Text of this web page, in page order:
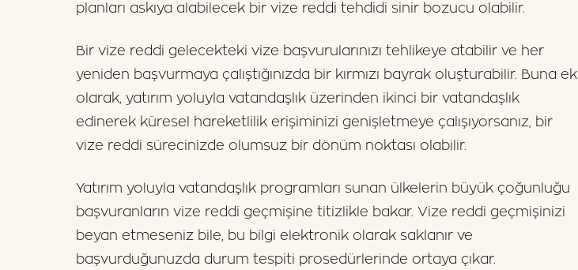
planları askıya alabilecek bir vize reddi tehdidi sinir bozucu olabilir.
Bir vize reddi gelecekteki vize başvurularınızı tehlikeye atabilir ve her
yeniden başvurmaya çalıştığınızda bir kırmızı bayrak oluşturabilir. Buna ek
olarak, yatırım yoluyla vatandaşlık üzerinden ikinci bir vatandaşlık
edinerek küresel hareketlilik erişiminizi genişletmeye çalışıyorsanız, bir
vize reddi sürecinizde olumsuz bir dönüm noktası olabilir.
Yatırım yoluyla vatandaşlık programları sunan ülkelerin büyük çoğunluğu
başvuranların vize reddi geçmişine titizlikle bakar. Vize reddi geçmişinizi
beyan etmeseniz bile, bu bilgi elektronik olarak saklanır ve
başvurduğunuzda durum tespiti prosedürlerinde ortaya çıkar.